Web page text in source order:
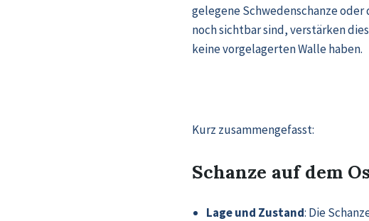
gelegene Schwedenschanze
noch sichtbar sind, verstärken
keine vorgelagerten Walle haben.
Kurz zusammengefasst:
Schanze auf dem
Lage und Zustand: Die